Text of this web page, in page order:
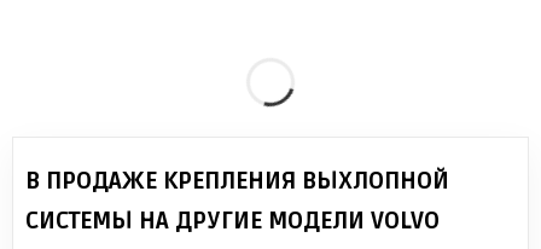
В ПРОДАЖЕ КРЕПЛЕНИЯ ВЫХЛОПНОЙ
СИСТЕМЫ НА ДРУГИЕ МОДЕЛИ VOLVO